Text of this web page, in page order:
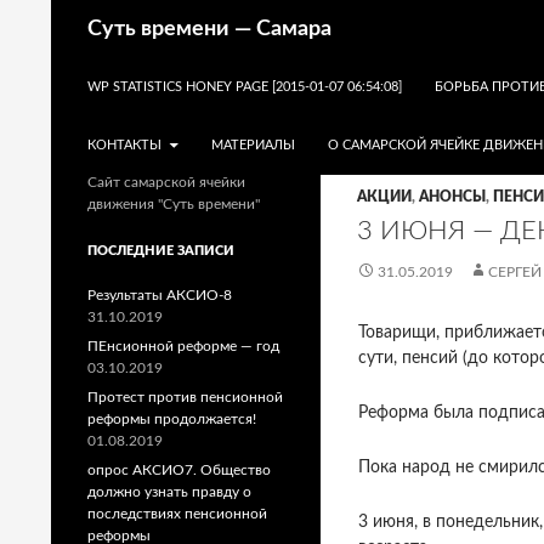
Суть времени — Самара
WP STATISTICS HONEY PAGE [2015-01-07 06:54:08]
БОРЬБА
КОНТАКТЫ МАТЕРИАЛЫ О САМАРСКОЙ ЯЧЕЙКЕ
АКЦИИ, АНОНСЫ ,
3 ИЮНЯ —
31.05.2019
Товарищи,
сути, пенсий (до
Реформа была
Пока народ не
3 июня, в
Сайт самарской ячейки
движения "Суть времени"
ПОСЛЕДНИЕ ЗАПИСИ
Результаты АКСИО-8
31.10.2019
ПЕнсионной реформе — год
03.10.2019
Протест против пенсионной
реформы продолжается!
01.08.2019
опрос АКСИО7. Общество
должно узнать правду о
последствиях пенсионной
реформы